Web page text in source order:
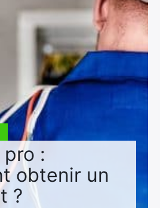
:
obtenir un
?